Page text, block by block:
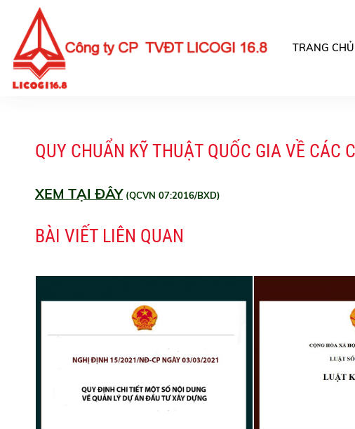
TRANG CHỦ
QUY CHUẨN KỸ THUẬT QUỐC GIA VỀ CÁC
XEM TẠI ĐÂY (QCVN 07:2016/BXD)
BÀI VIẾT LIÊN QUAN